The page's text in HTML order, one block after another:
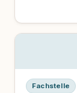
Fachstelle